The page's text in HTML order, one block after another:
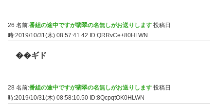
26 名前:番組の途中ですが翡翠の名無しがお送りします 投稿日
時:2019/10/31(木) 08:57:41.42
ID:QRRvCe+80HLWN
��ギド
28 名前:番組の途中ですが翡翠の名無しがお送りします 投稿日
時:2019/10/31(木) 08:58:10.50 ID:8QcpqtOK0HLWN